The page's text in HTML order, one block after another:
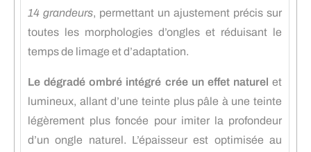
14 grandeurs, permettant un ajustement précis sur
toutes les morphologies d’ongles et réduisant le
temps de limage et d’adaptation.
Le dégradé ombré intégré crée un effet naturel et
lumineux, allant d’une teinte plus pâle à une teinte
légèrement plus foncée pour imiter la profondeur
d’un ongle naturel. L’épaisseur est optimisée au